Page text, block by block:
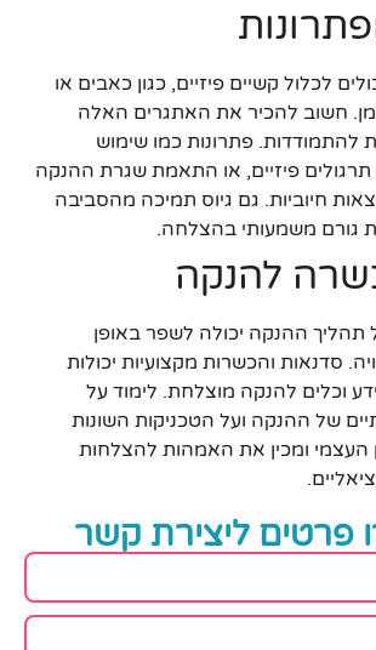
לכלול קשיים פיזיים, כגון כאבים או
חשוב להכיר את האתגרים האלה
להתמודדות. פתרונות כמו שימוש
תרגולים פיזיים, או התאמת שגרת ההנקה
חיוביות. גם גיוס תמיכה מהסביבה
גורם משמעותי בהצלחה.
להנקה
ההנקה יכולה לשפר באופן
סדנאות והכשרות מקצועיות יכולות
וכלים להנקה מוצלחת. לימוד על
של ההנקה ועל הטכניקות השונות
ומכין את האמהות להצלחות
פרטים ליצירת קשר